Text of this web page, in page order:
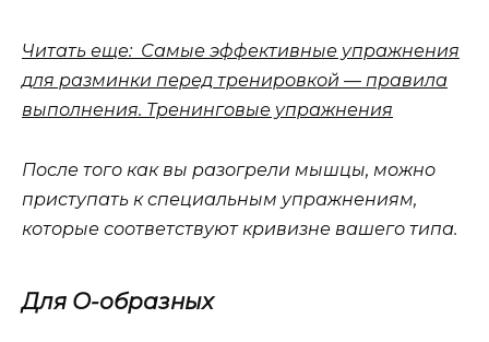
Читать еще: Самые эффективные упражнения
для разминки перед тренировкой — правила
выполнения. Тренинговые упражнения
После того как вы разогрели мышцы, можно
приступать к специальным упражнениям,
которые соответствуют кривизне вашего типа.
Для О-образных